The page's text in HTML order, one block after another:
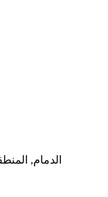
32444 الدمام,